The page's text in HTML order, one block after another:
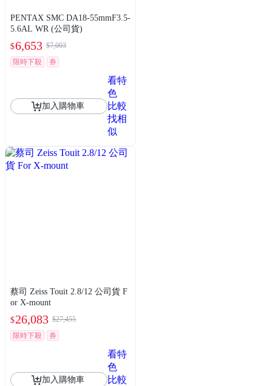
PENTAX SMC DA18-55mmF3.5-
5.6AL WR (公司貨)
$6,653 $7,003
限時下殺
券
加入購物車
看特
色
比較
找相
似
蔡司 Zeiss Touit 2.8/12 公司貨 F
or X-mount
$26,083 $27,455
限時下殺
券
加入購物車
看特
色
比較